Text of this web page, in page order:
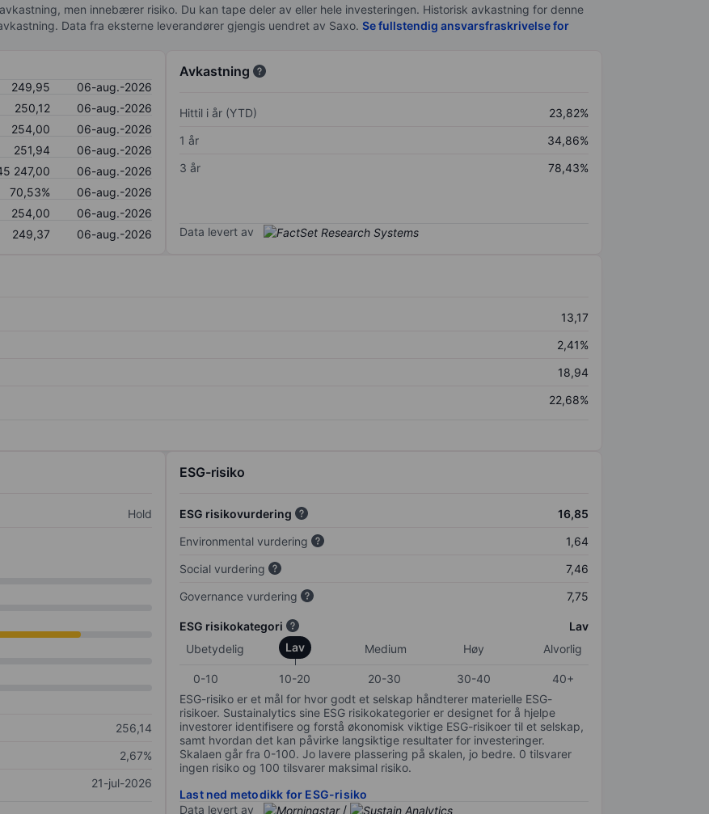
men innebærer risiko. Du kan tape deler av eller hele investeringen. Historisk avkastning for denne
Data fra eksterne leverandører gjengis uendret av Saxo. Se fullstendig ansvarsfraskrivelse for
249,95
06-aug.-2026
250,12
06-aug.-2026
254,00
06-aug.-2026
251,94
06-aug.-2026
247,00
06-aug.-2026
70,53%
06-aug.-2026
254,00
06-aug.-2026
249,37 06-aug.-2026
Avkastning
Hittil i år (YTD)
23,82%
1 år
34,86%
3 år
78,43%
Data levert av
13,17
2,41%
18,94
22,68%
Hold
256,14
2,67%
21-jul-2026
ESG-risiko
ESG risikovurdering
16,85
Environmental vurdering
1,64
Social vurdering
7,46
Governance vurdering
7,75
ESG risikokategori
Lav
Ubetydelig
Lav Medium Høy Alvorlig
0-10 10-20 20-30 30-40
40+
ESG-risiko er et mål for hvor godt et selskap håndterer materielle ESG-
risikoer. Sustainalytics sine ESG risikokategorier er designet for å hjelpe
investorer identifisere og forstå økonomisk viktige ESG-risikoer til et selskap,
samt hvordan det kan påvirke langsiktige resultater for investeringer.
Skalaen går fra 0-100. Jo lavere plassering på skalen, jo bedre. 0 tilsvarer
ingen risiko og 100 tilsvarer maksimal risiko.
Last ned metodikk for ESG-risiko
Data levert av
/